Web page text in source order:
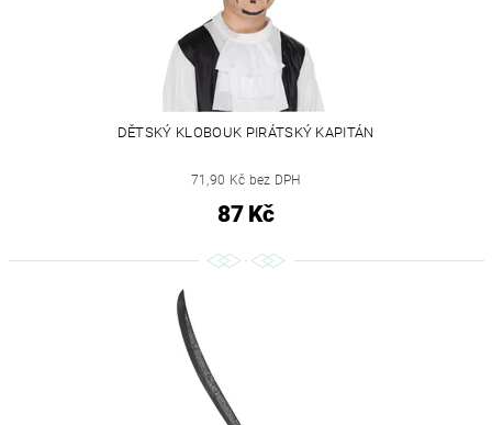
DĚTSKÝ KLOBOUK PIRÁTSKÝ KAPITÁN
71,90 Kč bez DPH
87 Kč